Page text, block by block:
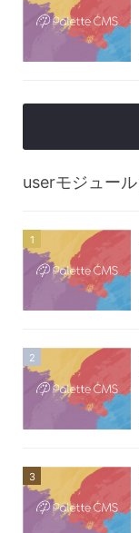
userモジュール